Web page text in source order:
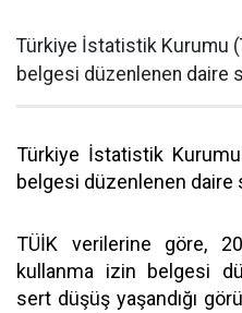
Türkiye İstatistik Kurumu
belgesi düzenlenen daire
Türkiye İstatistik
belgesi düzenlenen daire
TÜİK verilerine göre,
kullanma izin belgesi
sert düşüş yaşandığı